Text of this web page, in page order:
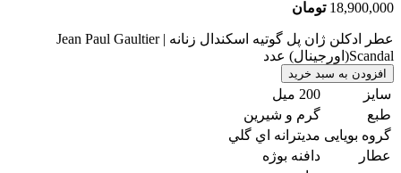
18,900,000 تومان
عطر ادکلن ژان پل گوتیه اسکندال زنانه | Jean Paul Gaultier
Scandal(اورجینال) عدد
افزودن به سبد خرید
سایز
200 میل
طبع
گرم و شیرین
گروه بویایی مديترانه اي گلي
عطار
دافنه بوژه